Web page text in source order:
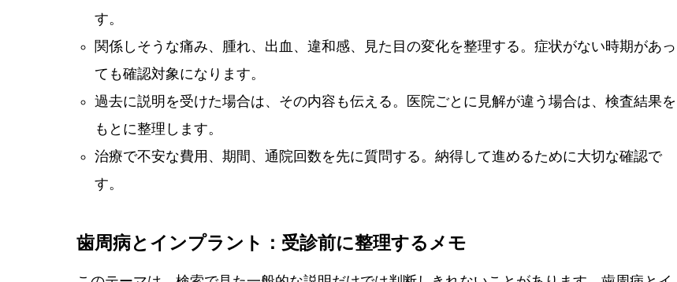
す。
関係しそうな痛み、腫れ、出血、違和感、見た目の変化を整理する。症状がない時期があっ
ても確認対象になります。
過去に説明を受けた場合は、その内容も伝える。医院ごとに見解が違う場合は、検査結果を
もとに整理します。
治療で不安な費用、期間、通院回数を先に質問する。納得して進めるために大切な確認で
す。
歯周病とインプラント：受診前に整理するメモ